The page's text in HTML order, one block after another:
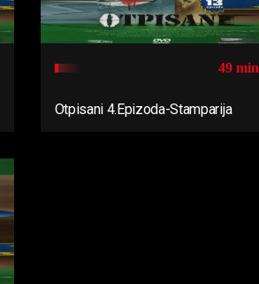
49 min
Otpisani 4.Epizoda-Stamparija